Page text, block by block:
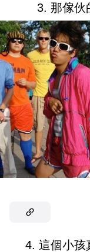
3. 那傢伙
4. 這個小孩